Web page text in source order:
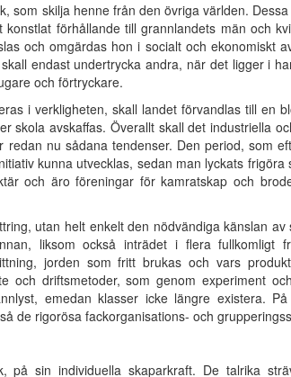
som skilja henne från den övriga världen.
förhållande till grannlandets män och
och omgärdas hon i socialt och ekonomiskt
endast undertrycka andra, när det ligger i
och förtryckare.
i verkligheten, skall landet förvandlas till en
skola avskaffas. Överallt skall det industriella
nu sådana tendenser. Den period, som
kunna utvecklas, sedan man lyckats
och äro föreningar för kamratskap och
utan helt enkelt den nödvändiga känslan
liksom också inträdet i flera fullkomligt
jorden som fritt brukas och vars
och driftsmetoder, som genom experiment
emedan klasser icke längre existera.
de rigorösa fackorganisations- och
sin individuella skaparkraft. De talrika